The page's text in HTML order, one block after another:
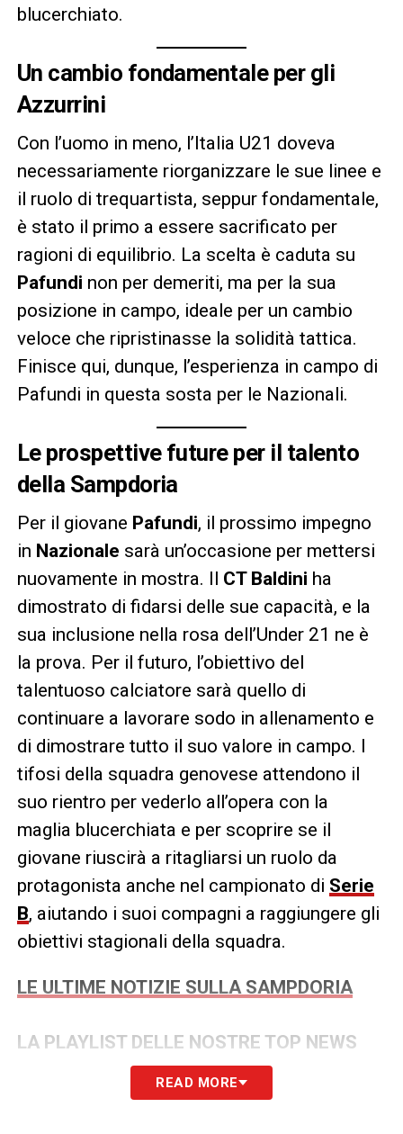
blucerchiato.
Un cambio fondamentale per gli
Azzurrini
Con l’uomo in meno, l’Italia U21 doveva
necessariamente riorganizzare le sue linee e
il ruolo di trequartista, seppur fondamentale,
è stato il primo a essere sacrificato per
ragioni di equilibrio. La scelta è caduta su
Pafundi non per demeriti, ma per la sua
posizione in campo, ideale per un cambio
veloce che ripristinasse la solidità tattica.
Finisce qui, dunque, l’esperienza in campo di
Pafundi in questa sosta per le Nazionali.
Le prospettive future per il talento
della Sampdoria
Per il giovane Pafundi, il prossimo impegno
in Nazionale sarà un’occasione per mettersi
nuovamente in mostra. Il CT Baldini ha
dimostrato di fidarsi delle sue capacità, e la
sua inclusione nella rosa dell’Under 21 ne è
la prova. Per il futuro, l’obiettivo del
talentuoso calciatore sarà quello di
continuare a lavorare sodo in allenamento e
di dimostrare tutto il suo valore in campo. I
tifosi della squadra genovese attendono il
suo rientro per vederlo all’opera con la
maglia blucerchiata e per scoprire se il
giovane riuscirà a ritagliarsi un ruolo da
protagonista anche nel campionato di Serie
B, aiutando i suoi compagni a raggiungere gli
obiettivi stagionali della squadra.
LE ULTIME NOTIZIE SULLA SAMPDORIA
LA PLAYLIST DELLE NOSTRE TOP NEWS
READ MORE